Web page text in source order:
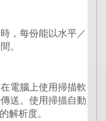
，每份能以水平／
。
電腦上使用掃描軟
送。使用掃描自動
解析度。